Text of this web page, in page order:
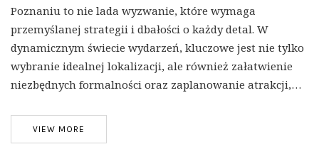
Poznaniu to nie lada wyzwanie, które wymaga
przemyślanej strategii i dbałości o każdy detal. W
dynamicznym świecie wydarzeń, kluczowe jest nie tylko
wybranie idealnej lokalizacji, ale również załatwienie
niezbędnych formalności oraz zaplanowanie atrakcji,…
VIEW MORE